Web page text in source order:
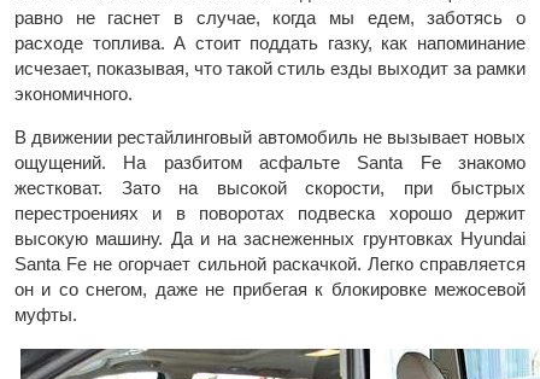
равно не гаснет в случае, когда мы едем, заботясь о
расходе топлива. А стоит поддать газку, как напоминание
исчезает, показывая, что такой стиль езды выходит за рамки
экономичного.
В движении рестайлинговый автомобиль не вызывает новых
ощущений. На разбитом асфальте Santa Fe знакомо
жестковат. Зато на высокой скорости, при быстрых
перестроениях и в поворотах подвеска хорошо держит
высокую машину. Да и на заснеженных грунтовках Hyundai
Santa Fe не огорчает сильной раскачкой. Легко справляется
он и со снегом, даже не прибегая к блокировке межосевой
муфты.